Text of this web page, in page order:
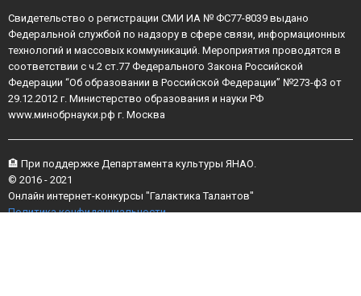
Cвидетельство о регистрации СМИ ИА № ФС77-8039 выдано
Федеральной службой по надзору в сфере связи, информационных
технологий и массовых коммуникаций. Мероприятия проводятся в
соответствии с ч.2 ст.77 Федерального Закона Российской
Федерации “Об образовании в Российской Федерации” №273-ф3 от
29.12.2012 г. Министерство образования и науки РФ
www.минобрнауки.рф г. Москва
🏨 При поддержке Департамента культуры ЯНАО.
© 2016 - 2021
Онлайн интернет-конкурсы "Галактика Талантов"
Политика конфиденциальности